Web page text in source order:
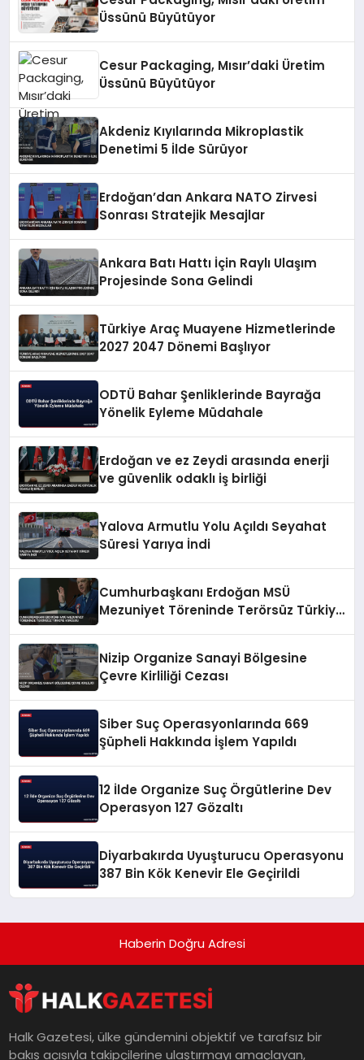
Üssünü Büyütüyor
Cesur Packaging, Mısır’daki Üretim
Üssünü Büyütüyor
Akdeniz Kıyılarında Mikroplastik
Denetimi 5 İlde Sürüyor
Erdoğan’dan Ankara NATO Zirvesi
Sonrası Stratejik Mesajlar
Ankara Batı Hattı İçin Raylı Ulaşım
Projesinde Sona Gelindi
Türkiye Araç Muayene Hizmetlerinde
2027 2047 Dönemi Başlıyor
ODTÜ Bahar Şenliklerinde Bayrağa
Yönelik Eyleme Müdahale
Erdoğan ve ez Zeydi arasında enerji
ve güvenlik odaklı iş birliği
Yalova Armutlu Yolu Açıldı Seyahat
Süresi Yarıya İndi
Cumhurbaşkanı Erdoğan MSÜ
Mezuniyet Töreninde Terörsüz Türkiye
Nizip Organize Sanayi Bölgesine
Çevre Kirliliği Cezası
Siber Suç Operasyonlarında 669
Şüpheli Hakkında İşlem Yapıldı
12 İlde Organize Suç Örgütlerine Dev
Operasyon 127 Gözaltı
Diyarbakırda Uyuşturucu Operasyonu
387 Bin Kök Kenevir Ele Geçirildi
Haberin Doğru Adresi
Halk Gazetesi, ülke gündemini objektif ve tarafsız bir
bakış açısıyla takipçilerine ulaştırmayı amaçlayan,